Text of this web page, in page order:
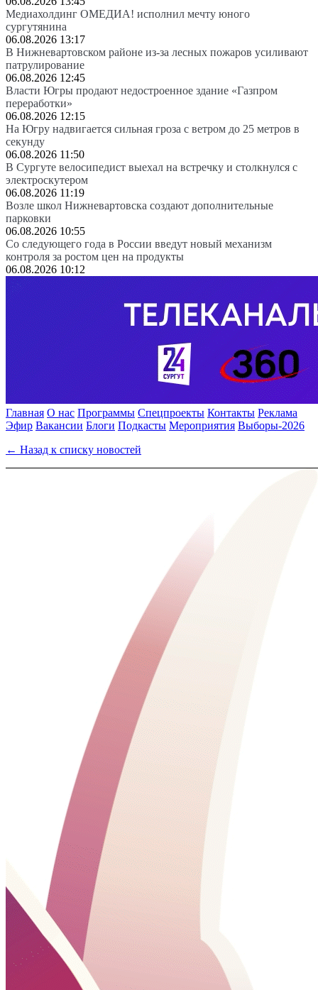
Медиахолдинг ОМЕДИА! исполнил мечту юного
сургутянина
06.08.2026 13:17
В Нижневартовском районе из-за лесных пожаров усиливают
патрулирование
06.08.2026 12:45
Власти Югры продают недостроенное здание «Газпром
переработки»
06.08.2026 12:15
На Югру надвигается сильная гроза с ветром до 25 метров в
секунду
06.08.2026 11:50
В Сургуте велосипедист выехал на встречку и столкнулся с
электроскутером
06.08.2026 11:19
Возле школ Нижневартовска создают дополнительные
парковки
06.08.2026 10:55
Со следующего года в России введут новый механизм
контроля за ростом цен на продукты
06.08.2026 10:12
Главная О нас Программы Спецпроекты Контакты Реклама
Эфир Вакансии Блоги Подкасты Мероприятия Выборы-2026
← Назад к списку новостей